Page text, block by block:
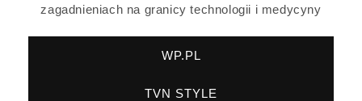
zagadnieniach na granicy technologii i medycyny
WP.PL
TVN STYLE